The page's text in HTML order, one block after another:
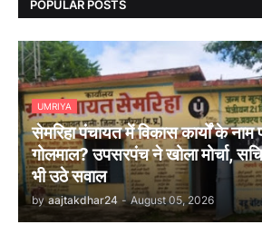
POPULAR POSTS
UMRIYA
सेमरिहा पंचायत में विकास कार्यों के नाम
गोलमाल? उपसरपंच ने खोला मोर्चा,
भी उठे सवाल
by aajtakdhar24 - August 05, 2026